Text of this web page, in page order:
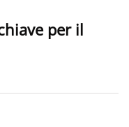
per il